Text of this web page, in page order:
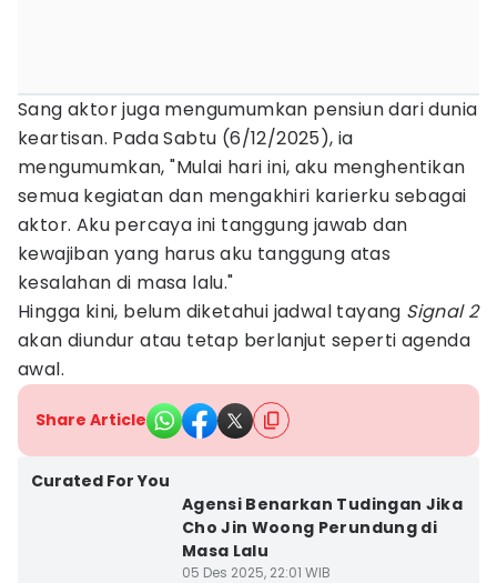
Sang aktor juga mengumumkan pensiun dari dunia
keartisan. Pada Sabtu (6/12/2025), ia
mengumumkan, "Mulai hari ini, aku menghentikan
semua kegiatan dan mengakhiri karierku sebagai
aktor. Aku percaya ini tanggung jawab dan
kewajiban yang harus aku tanggung atas
kesalahan di masa lalu."
Hingga kini, belum diketahui jadwal tayang Signal 2
akan diundur atau tetap berlanjut seperti agenda
awal.
Share Article
Curated For You
Agensi Benarkan Tudingan Jika
Cho Jin Woong Perundung di
Masa Lalu
05 Des 2025, 22:01 WIB